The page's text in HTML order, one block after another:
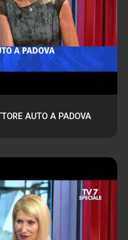
AUTO A PADOVA